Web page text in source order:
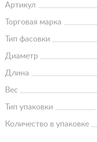
Артикул
Торговая марка
Тип фасовки
Диаметр
Длина
Вес
Тип упаковки
Количество в упаковке